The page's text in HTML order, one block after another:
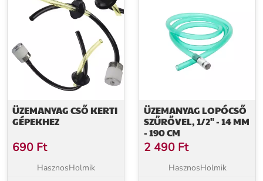
ÜZEMANYAG CSŐ KERTI
GÉPEKHEZ
690 Ft
HasznosHolmik
ÜZEMANYAG LOPÓCSŐ
SZŰRŐVEL, 1/2" - 14 MM
- 190 CM
2 490 Ft
HasznosHolmik